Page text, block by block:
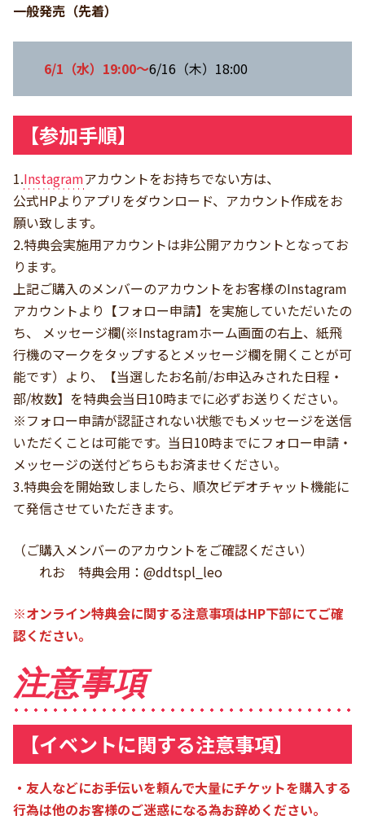
一般発売（先着）
6/1（水）19:00～6/16（木）18:00
【参加手順】
1.Instagramアカウントをお持ちでない方は、
公式HPよりアプリをダウンロード、アカウント作成をお
願い致します。
2.特典会実施用アカウントは非公開アカウントとなってお
ります。
上記ご購入のメンバーのアカウントをお客様のInstagram
アカウントより【フォロー申請】を実施していただいたの
ち、 メッセージ欄(※Instagramホーム画面の右上、紙飛
行機のマークをタップするとメッセージ欄を開くことが可
能です）より、【当選したお名前/お申込みされた日程・
部/枚数】を特典会当日10時までに必ずお送りください。
※フォロー申請が認証されない状態でもメッセージを送信
いただくことは可能です。当日10時までにフォロー申請・
メッセージの送付どちらもお済ませください。
3.特典会を開始致しましたら、順次ビデオチャット機能に
て発信させていただきます。
（ご購入メンバーのアカウントをご確認ください）
れお 特典会用：@ddtspl_leo
※オンライン特典会に関する注意事項はHP下部にてご確
認ください。
注意事項
【イベントに関する注意事項】
・友人などにお手伝いを頼んで大量にチケットを購入する
行為は他のお客様のご迷惑になる為お辞めください。